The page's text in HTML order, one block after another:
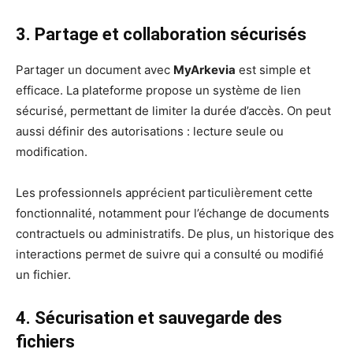
3. Partage et collaboration sécurisés
Partager un document avec MyArkevia est simple et
efficace. La plateforme propose un système de lien
sécurisé, permettant de limiter la durée d’accès. On peut
aussi définir des autorisations : lecture seule ou
modification.
Les professionnels apprécient particulièrement cette
fonctionnalité, notamment pour l’échange de documents
contractuels ou administratifs. De plus, un historique des
interactions permet de suivre qui a consulté ou modifié
un fichier.
4. Sécurisation et sauvegarde des
fichiers